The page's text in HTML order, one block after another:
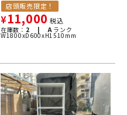
店頭販売限定！
¥11,000 税込
在庫数： 2 | Aランク
W1800xD600xH1510mm